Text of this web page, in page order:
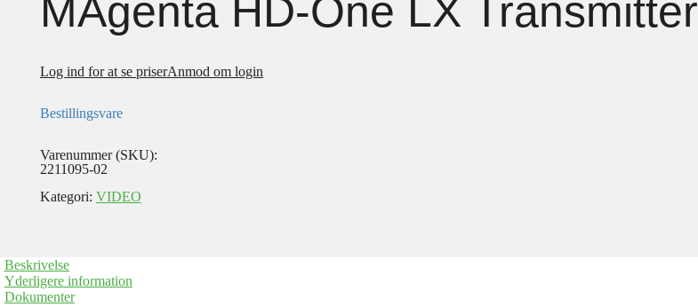
MAgenta HD-One LX Transmitter
Log ind for at se priserAnmod om login
Bestillingsvare
Varenummer (SKU):
2211095-02
Kategori: VIDEO
Beskrivelse
Yderligere information
Dokumenter